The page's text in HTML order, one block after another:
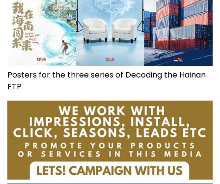
Posters for the three series of Decoding the Hainan
FTP